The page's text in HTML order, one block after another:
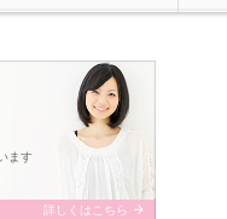
ます
詳しくはこちら arrow_forward